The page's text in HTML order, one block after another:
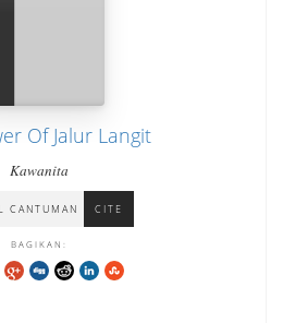
Of Jalur Langit
Kawanita
CANTUMAN CITE
BAGIKAN: